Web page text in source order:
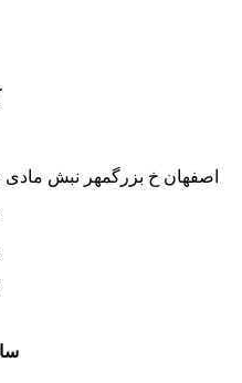
اصفهان خ بزرگمهر نبش مادی